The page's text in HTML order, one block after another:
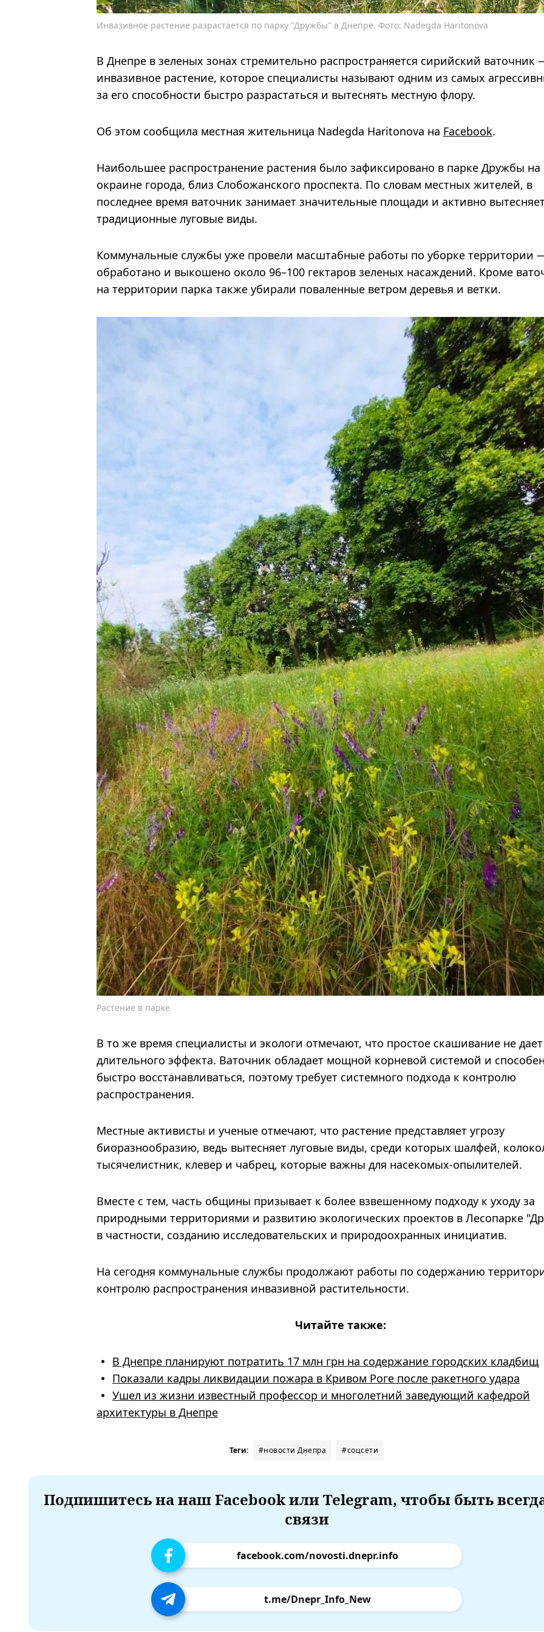
Инвазивное растение разрастается по парку "Дружбы" в Днепре. Фото: Nadegda Haritonova
В Днепре в зеленых зонах стремительно распространяется сирийский ваточник
инвазивное растение, которое специалисты называют одним из самых
за его способности быстро разрастаться и вытеснять местную флору.
Об этом сообщила местная жительница Nadegda Haritonova на Facebook.
Наибольшее распространение растения было зафиксировано в парке Дружбы на
окраине города, близ Слобожанского проспекта. По словам местных жителей, в
последнее время ваточник занимает значительные площади и активно
традиционные луговые виды.
Коммунальные службы уже провели масштабные работы по уборке территории
обработано и выкошено около 96–100 гектаров зеленых насаждений. Кроме
на территории парка также убирали поваленные ветром деревья и ветки.
Растение в парке
В то же время специалисты и экологи отмечают, что простое скашивание не дает
длительного эффекта. Ваточник обладает мощной корневой системой и
быстро восстанавливаться, поэтому требует системного подхода к контролю
распространения.
Местные активисты и ученые отмечают, что растение представляет угрозу
биоразнообразию, ведь вытесняет луговые виды, среди которых шалфей,
тысячелистник, клевер и чабрец, которые важны для насекомых-опылителей.
Вместе с тем, часть общины призывает к более взвешенному подходу к уходу за
природными территориями и развитию экологических проектов в Лесопарке
в частности, созданию исследовательских и природоохранных инициатив.
На сегодня коммунальные службы продолжают работы по содержанию
контролю распространения инвазивной растительности.
Читайте также:
В Днепре планируют потратить 17 млн ​​грн на содержание городских кладбищ
Показали кадры ликвидации пожара в Кривом Роге после ракетного удара
Ушел из жизни известный профессор и многолетний заведующий кафедрой
архитектуры в Днепре
Теги: #новости Днепра #соцсети
Подпишитесь на наш Facebook или Telegram, чтобы быть
связи
facebook.com/novosti.dnepr.info
t.me/Dnepr_Info_New